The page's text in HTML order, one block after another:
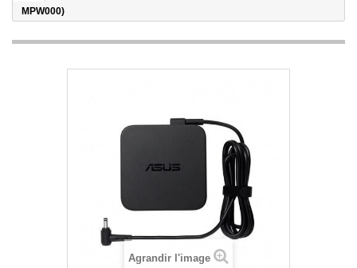
MPW000)
Agrandir l'image